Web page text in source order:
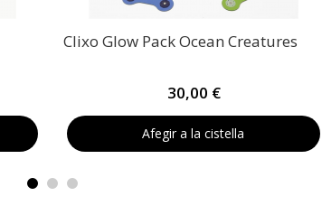
Clixo Glow Pack Ocean Creatures
30,00 €
Afegir a la cistella